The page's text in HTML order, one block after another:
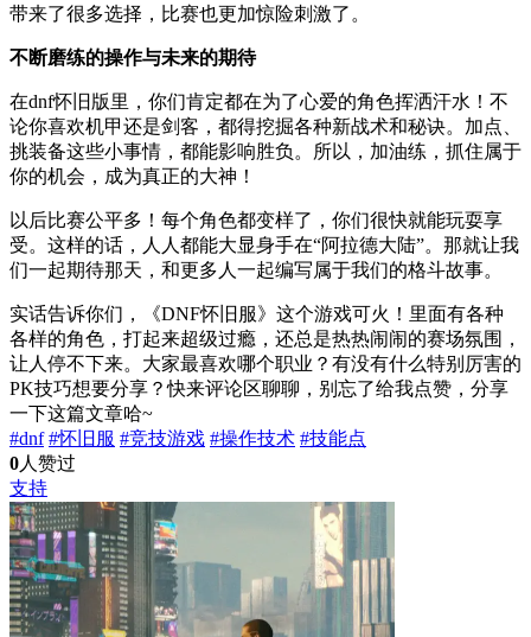
带来了很多选择，比赛也更加惊险刺激了。
不断磨练的操作与未来的期待
在dnf怀旧版里，你们肯定都在为了心爱的角色挥洒汗水！不
论你喜欢机甲还是剑客，都得挖掘各种新战术和秘诀。加点、
挑装备这些小事情，都能影响胜负。所以，加油练，抓住属于
你的机会，成为真正的大神！
以后比赛公平多！每个角色都变样了，你们很快就能玩耍享
受。这样的话，人人都能大显身手在“阿拉德大陆”。那就让我
们一起期待那天，和更多人一起编写属于我们的格斗故事。
实话告诉你们，《DNF怀旧服》这个游戏可火！里面有各种
各样的角色，打起来超级过瘾，还总是热热闹闹的赛场氛围，
让人停不下来。大家最喜欢哪个职业？有没有什么特别厉害的
PK技巧想要分享？快来评论区聊聊，别忘了给我点赞，分享
一下这篇文章哈~
#dnf #怀旧服 #竞技游戏 #操作技术 #技能点
0人赞过
支持